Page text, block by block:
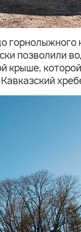
горнолыжного
позволили
крыше,